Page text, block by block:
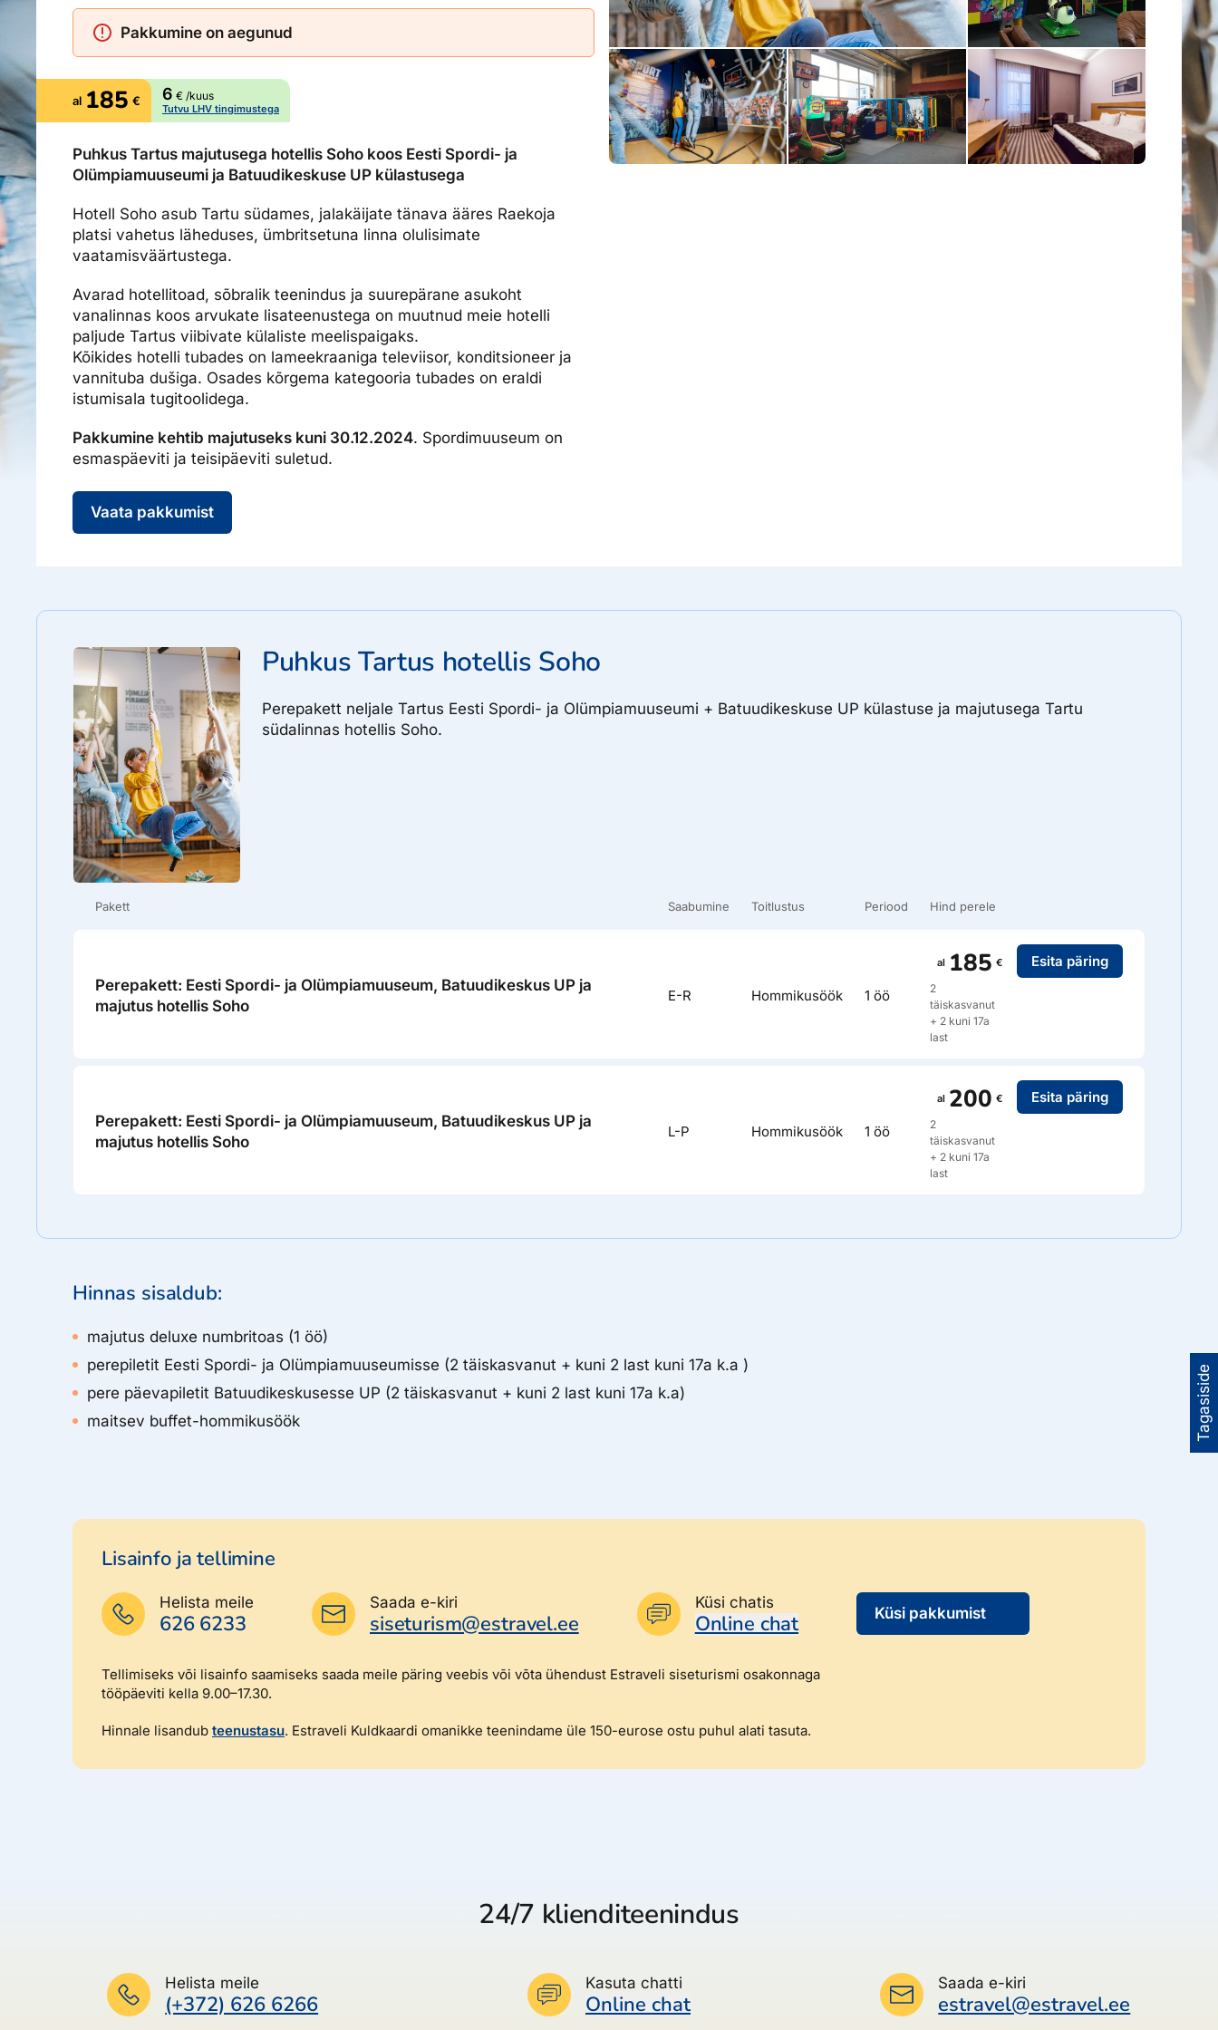
Airalo eSIM
Reisija meelespea
Platinum Club
Boonuspunktid
Ettevõttest, kontaktid, reisikonsultandi teenus, tule tööle, uudised...
Kontaktid
Tule tööle
Tagasiside
Pakkumine on aegunud
al 185 € 6 € /kuus
Tutvu LHV tingimustega
Puhkus Tartus majutusega hotellis Soho koos Eesti Spordi- ja
Olümpiamuuseumi ja Batuudikeskuse UP külastusega
Hotell Soho asub Tartu südames, jalakäijate tänava ääres Raekoja
platsi vahetus läheduses, ümbritsetuna linna olulisimate
vaatamisväärtustega.
Avarad hotellitoad, sõbralik teenindus ja suurepärane asukoht
vanalinnas koos arvukate lisateenustega on muutnud meie hotelli
paljude Tartus viibivate külaliste meelispaigaks.
Kõikides hotelli tubades on lameekraaniga televiisor, konditsioneer ja
vannituba dušiga. Osades kõrgema kategooria tubades on eraldi
istumisala tugitoolidega.
Pakkumine kehtib majutuseks kuni 30.12.2024. Spordimuuseum on
esmaspäeviti ja teisipäeviti suletud.
Vaata pakkumist
Puhkus Tartus hotellis Soho
Perepakett neljale Tartus Eesti Spordi- ja Olümpiamuuseumi + Batuudikeskuse UP külastuse ja majutusega Tartu
südalinnas hotellis Soho.
Pakett Saabumine Toitlustus Periood Hind perele
Perepakett: Eesti Spordi- ja Olümpiamuuseum, Batuudikeskus UP ja
majutus hotellis Soho
E-R Hommikusöök 1 öö
al 185 €
2
täiskasvanut
+ 2 kuni 17a
last
Esita päring
Perepakett: Eesti Spordi- ja Olümpiamuuseum, Batuudikeskus UP ja
majutus hotellis Soho
L-P Hommikusöök 1 öö
al 200 €
2
täiskasvanut
+ 2 kuni 17a
last
Esita päring
Hinnas sisaldub:
majutus deluxe numbritoas (1 öö)
perepiletit Eesti Spordi- ja Olümpiamuuseumisse (2 täiskasvanut + kuni 2 last kuni 17a k.a )
pere päevapiletit Batuudikeskusesse UP (2 täiskasvanut + kuni 2 last kuni 17a k.a)
maitsev buffet-hommikusöök
Lisainfo ja tellimine
Helista meile
626 6233
Saada e-kiri
siseturism@estravel.ee
Küsi chatis
Online chat Küsi pakkumist
Tellimiseks või lisainfo saamiseks saada meile päring veebis või võta ühendust Estraveli siseturismi osakonnaga
tööpäeviti kella 9.00–17.30.
Hinnale lisandub teenustasu. Estraveli Kuldkaardi omanikke teenindame üle 150-eurose ostu puhul alati tasuta.
24/7 klienditeenindus
Helista meile
(+372) 626 6266
Kasuta chatti
Online chat
Saada e-kiri
estravel@estravel.ee